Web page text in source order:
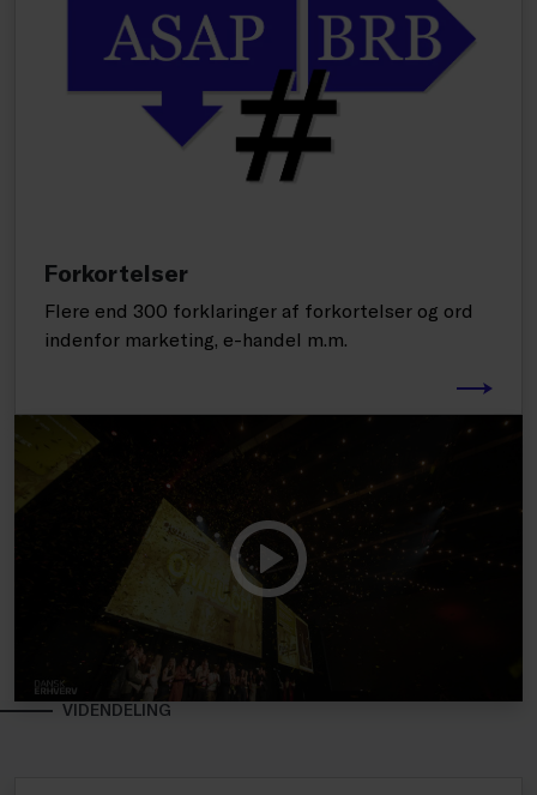
Forkortelser
Flere end 300 forklaringer af forkortelser og ord
indenfor marketing, e-handel m.m.
VIDENDELING